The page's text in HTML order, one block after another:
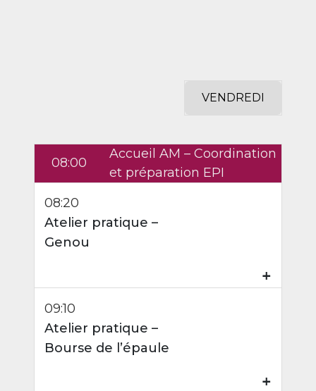
VENDREDI
08:00
Accueil AM – Coordination
et préparation EPI
08:20
Atelier pratique –
Genou
₊
09:10
Atelier pratique –
Bourse de l’épaule
₊